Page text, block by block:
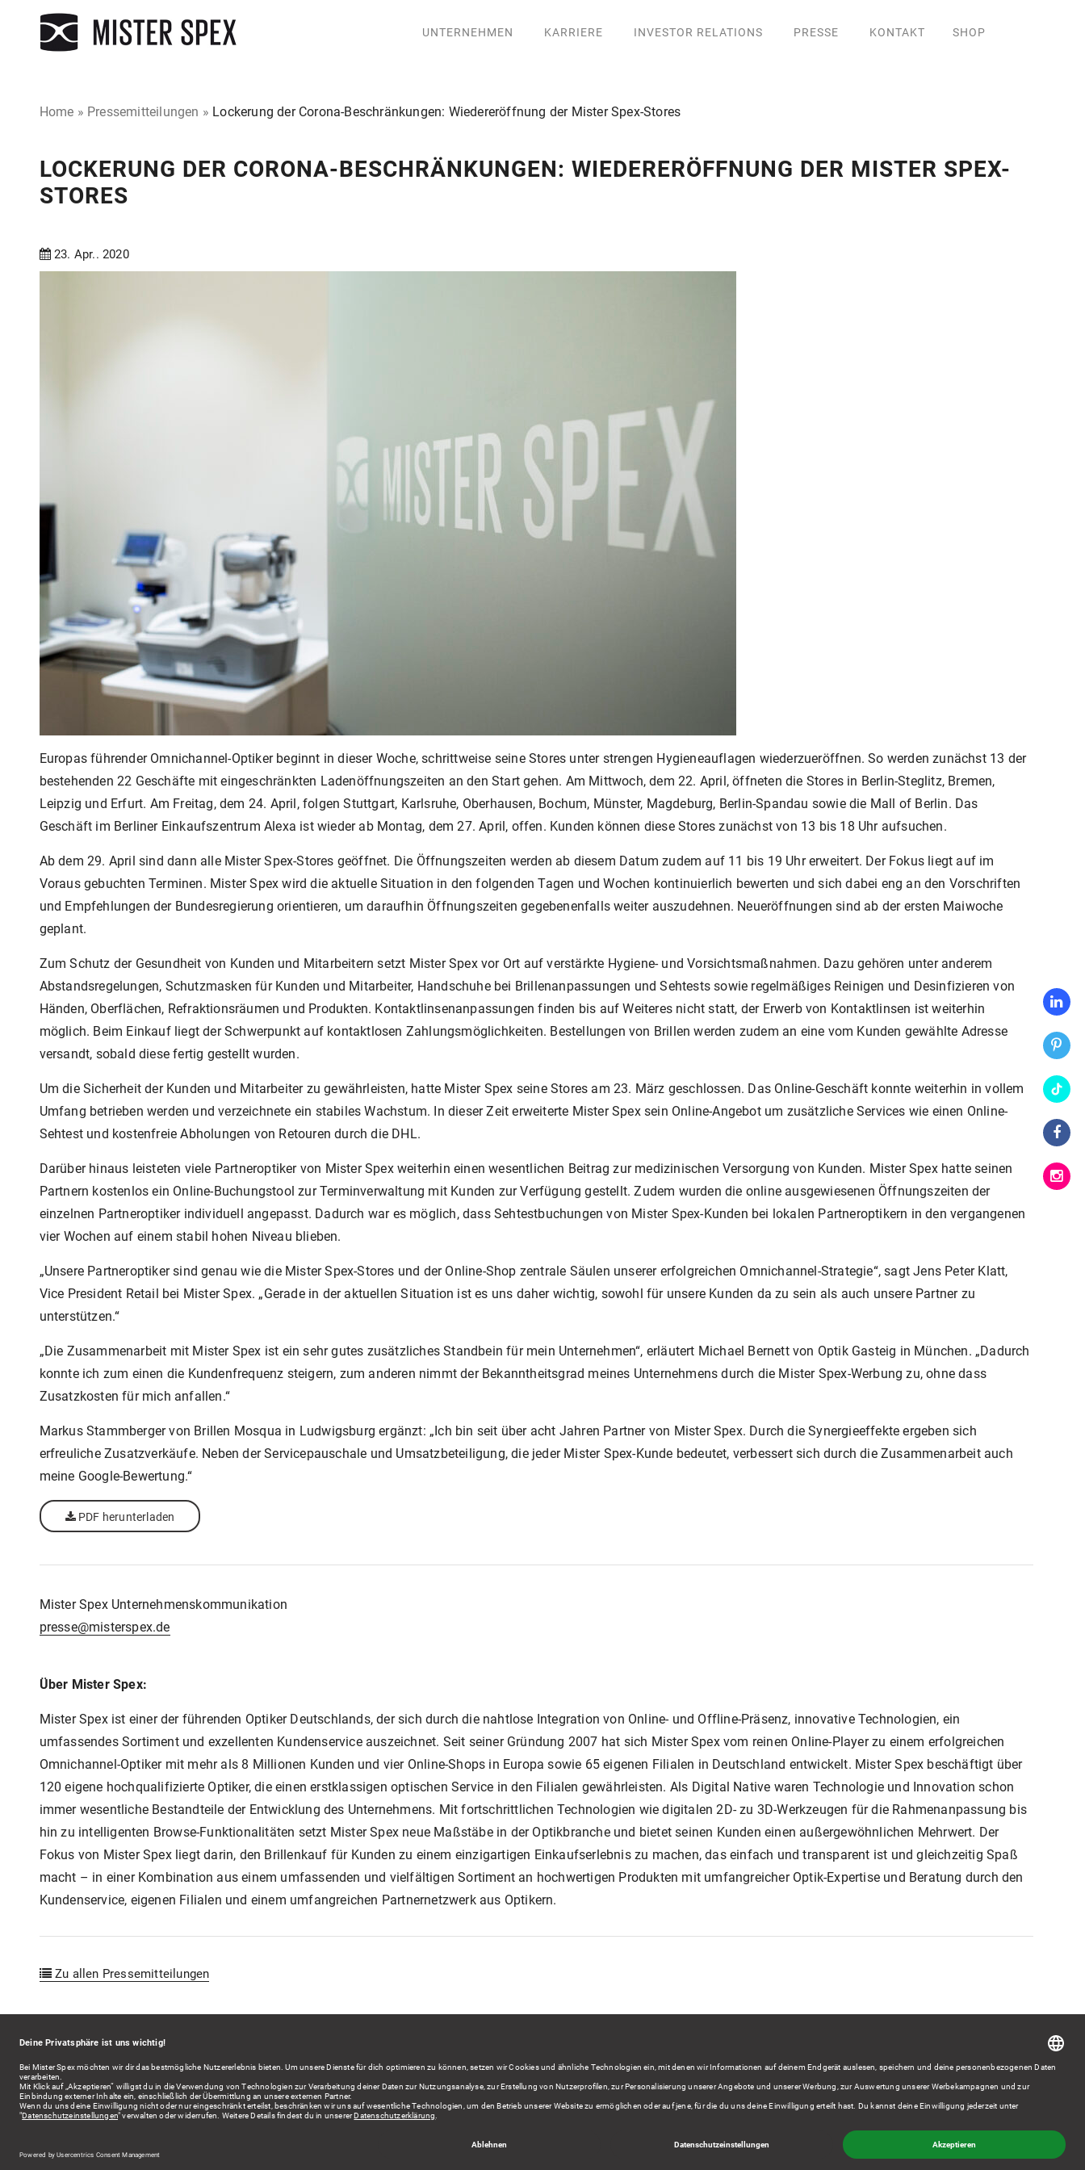
UNTERNEHMEN KARRIERE INVESTOR RELATIONS PRESSE KONTAKT SHOP
Home » Pressemitteilungen » Lockerung der Corona-Beschränkungen: Wiedereröffnung der Mister Spex-Stores
LOCKERUNG DER CORONA-BESCHRÄNKUNGEN: WIEDERERÖFFNUNG DER MISTER SPEX-
STORES
23. Apr.. 2020
Europas führender Omnichannel-Optiker beginnt in dieser Woche, schrittweise seine Stores unter strengen Hygieneauflagen wiederzueröffnen. So werden zunächst 13 der
bestehenden 22 Geschäfte mit eingeschränkten Ladenöffnungszeiten an den Start gehen. Am Mittwoch, dem 22. April, öffneten die Stores in Berlin-Steglitz, Bremen,
Leipzig und Erfurt. Am Freitag, dem 24. April, folgen Stuttgart, Karlsruhe, Oberhausen, Bochum, Münster, Magdeburg, Berlin-Spandau sowie die Mall of Berlin. Das
Geschäft im Berliner Einkaufszentrum Alexa ist wieder ab Montag, dem 27. April, offen. Kunden können diese Stores zunächst von 13 bis 18 Uhr aufsuchen.
Ab dem 29. April sind dann alle Mister Spex-Stores geöffnet. Die Öffnungszeiten werden ab diesem Datum zudem auf 11 bis 19 Uhr erweitert. Der Fokus liegt auf im
Voraus gebuchten Terminen. Mister Spex wird die aktuelle Situation in den folgenden Tagen und Wochen kontinuierlich bewerten und sich dabei eng an den Vorschriften
und Empfehlungen der Bundesregierung orientieren, um daraufhin Öffnungszeiten gegebenenfalls weiter auszudehnen. Neueröffnungen sind ab der ersten Maiwoche
geplant.
Zum Schutz der Gesundheit von Kunden und Mitarbeitern setzt Mister Spex vor Ort auf verstärkte Hygiene- und Vorsichtsmaßnahmen. Dazu gehören unter anderem
Abstandsregelungen, Schutzmasken für Kunden und Mitarbeiter, Handschuhe bei Brillenanpassungen und Sehtests sowie regelmäßiges Reinigen und Desinfizieren von
Händen, Oberflächen, Refraktionsräumen und Produkten. Kontaktlinsenanpassungen finden bis auf Weiteres nicht statt, der Erwerb von Kontaktlinsen ist weiterhin
möglich. Beim Einkauf liegt der Schwerpunkt auf kontaktlosen Zahlungsmöglichkeiten. Bestellungen von Brillen werden zudem an eine vom Kunden gewählte Adresse
versandt, sobald diese fertig gestellt wurden.
Um die Sicherheit der Kunden und Mitarbeiter zu gewährleisten, hatte Mister Spex seine Stores am 23. März geschlossen. Das Online-Geschäft konnte weiterhin in vollem
Umfang betrieben werden und verzeichnete ein stabiles Wachstum. In dieser Zeit erweiterte Mister Spex sein Online-Angebot um zusätzliche Services wie einen Online-
Sehtest und kostenfreie Abholungen von Retouren durch die DHL.
Darüber hinaus leisteten viele Partneroptiker von Mister Spex weiterhin einen wesentlichen Beitrag zur medizinischen Versorgung von Kunden. Mister Spex hatte seinen
Partnern kostenlos ein Online-Buchungstool zur Terminverwaltung mit Kunden zur Verfügung gestellt. Zudem wurden die online ausgewiesenen Öffnungszeiten der
einzelnen Partneroptiker individuell angepasst. Dadurch war es möglich, dass Sehtestbuchungen von Mister Spex-Kunden bei lokalen Partneroptikern in den vergangenen
vier Wochen auf einem stabil hohen Niveau blieben.
„Unsere Partneroptiker sind genau wie die Mister Spex-Stores und der Online-Shop zentrale Säulen unserer erfolgreichen Omnichannel-Strategie“, sagt Jens Peter Klatt,
Vice President Retail bei Mister Spex. „Gerade in der aktuellen Situation ist es uns daher wichtig, sowohl für unsere Kunden da zu sein als auch unsere Partner zu
unterstützen.“
„Die Zusammenarbeit mit Mister Spex ist ein sehr gutes zusätzliches Standbein für mein Unternehmen“, erläutert Michael Bernett von Optik Gasteig in München. „Dadurch
konnte ich zum einen die Kundenfrequenz steigern, zum anderen nimmt der Bekanntheitsgrad meines Unternehmens durch die Mister Spex-Werbung zu, ohne dass
Zusatzkosten für mich anfallen.“
Markus Stammberger von Brillen Mosqua in Ludwigsburg ergänzt: „Ich bin seit über acht Jahren Partner von Mister Spex. Durch die Synergieeffekte ergeben sich
erfreuliche Zusatzverkäufe. Neben der Servicepauschale und Umsatzbeteiligung, die jeder Mister Spex-Kunde bedeutet, verbessert sich durch die Zusammenarbeit auch
meine Google-Bewertung.“
PDF herunterladen
Mister Spex Unternehmenskommunikation
presse@misterspex.de
Über Mister Spex:
Mister Spex ist einer der führenden Optiker Deutschlands, der sich durch die nahtlose Integration von Online- und Offline-Präsenz, innovative Technologien, ein
umfassendes Sortiment und exzellenten Kundenservice auszeichnet. Seit seiner Gründung 2007 hat sich Mister Spex vom reinen Online-Player zu einem erfolgreichen
Omnichannel-Optiker mit mehr als 8 Millionen Kunden und vier Online-Shops in Europa sowie 65 eigenen Filialen in Deutschland entwickelt. Mister Spex beschäftigt über
120 eigene hochqualifizierte Optiker, die einen erstklassigen optischen Service in den Filialen gewährleisten. Als Digital Native waren Technologie und Innovation schon
immer wesentliche Bestandteile der Entwicklung des Unternehmens. Mit fortschrittlichen Technologien wie digitalen 2D- zu 3D-Werkzeugen für die Rahmenanpassung bis
hin zu intelligenten Browse-Funktionalitäten setzt Mister Spex neue Maßstäbe in der Optikbranche und bietet seinen Kunden einen außergewöhnlichen Mehrwert. Der
Fokus von Mister Spex liegt darin, den Brillenkauf für Kunden zu einem einzigartigen Einkaufserlebnis zu machen, das einfach und transparent ist und gleichzeitig Spaß
macht – in einer Kombination aus einem umfassenden und vielfältigen Sortiment an hochwertigen Produkten mit umfangreicher Optik-Expertise und Beratung durch den
Kundenservice, eigenen Filialen und einem umfangreichen Partnernetzwerk aus Optikern.
Zu allen Pressemitteilungen
KONTAKT DATENSCHUTZ